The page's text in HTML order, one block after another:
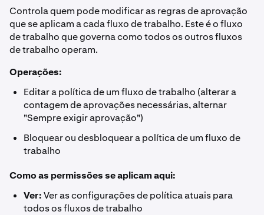
Controla quem pode modificar as regras de aprovação
que se aplicam a cada fluxo de trabalho. Este é o fluxo
de trabalho que governa como todos os outros fluxos
de trabalho operam.
Operações:
Editar a política de um fluxo de trabalho (alterar a
contagem de aprovações necessárias, alternar
"Sempre exigir aprovação")
Bloquear ou desbloquear a política de um fluxo de
trabalho
Como as permissões se aplicam aqui:
Ver:Ver as configurações de política atuais para
todos os fluxos de trabalho